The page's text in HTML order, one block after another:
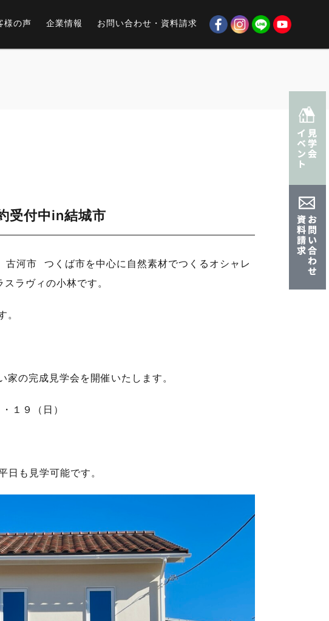
様の声 企業情報 お問い合わせ・資料請求
受付中in結城市
古河市 つくば市を中心に 自然素材でつくるオシャレ
ラヴィの小林です。
。
家の完成見学会を開催いたします。
１９（日）
日も見学可能です。